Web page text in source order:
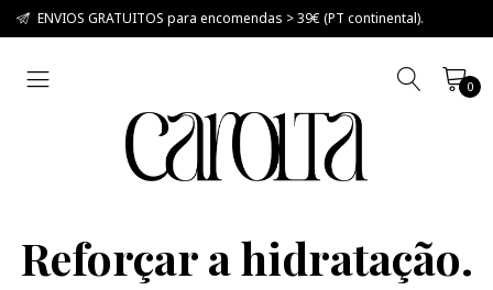
ENVIOS GRATUITOS para encomendas > 39€ (PT continental).
0
Reforçar a hidratação.